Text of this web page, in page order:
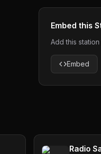
Embed this
Add this
Embed
Radio